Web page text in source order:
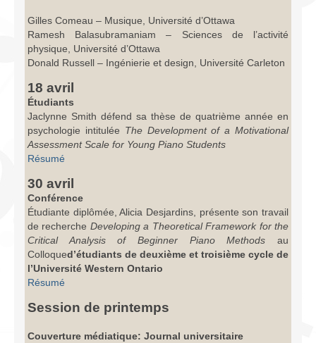
Gilles Comeau – Musique, Université d’Ottawa
Ramesh Balasubramaniam – Sciences de l’activité
physique, Université d’Ottawa
Donald Russell – Ingénierie et design, Université Carleton
18 avril
Étudiants
Jaclynne Smith défend sa thèse de quatrième année en
psychologie intitulée The Development of a Motivational
Assessment Scale for Young Piano Students
Résumé
30 avril
Conférence
Étudiante diplômée, Alicia Desjardins, présente son travail
de recherche Developing a Theoretical Framework for the
Critical Analysis of Beginner Piano Methods au
Colloqued’étudiants de deuxième et troisième cycle de
l’Université Western Ontario
Résumé
Session de printemps
Couverture médiatique: Journal universitaire